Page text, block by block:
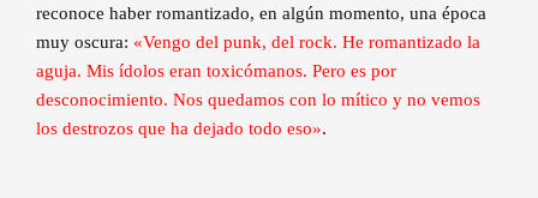
reconoce haber romantizado, en algún momento, una época
muy oscura: «Vengo del punk, del rock. He romantizado la
aguja. Mis ídolos eran toxicómanos. Pero es por
desconocimiento. Nos quedamos con lo mítico y no vemos
los destrozos que ha dejado todo eso».